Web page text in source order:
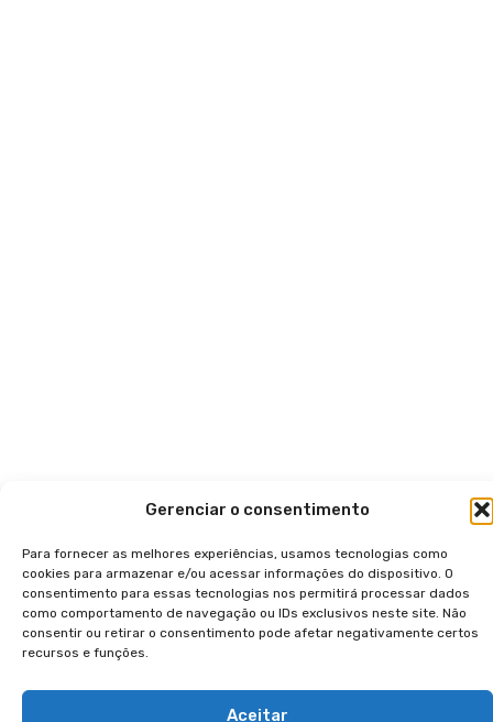
Gerenciar o consentimento
Para fornecer as melhores experiências, usamos tecnologias como
cookies para armazenar e/ou acessar informações do dispositivo. O
consentimento para essas tecnologias nos permitirá processar dados
como comportamento de navegação ou IDs exclusivos neste site. Não
consentir ou retirar o consentimento pode afetar negativamente certos
recursos e funções.
Aceitar